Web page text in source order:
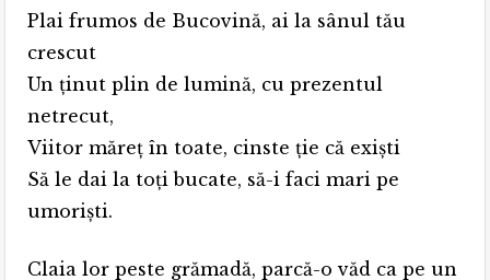
Plai frumos de Bucovină, ai la sânul tău
crescut
Un ţinut plin de lumină, cu prezentul
netrecut,
Viitor măreţ în toate, cinste ţie că exişti
Să le dai la toţi bucate, să-i faci mari pe
umorişti.
Claia lor peste grămadă, parcă-o văd ca pe un